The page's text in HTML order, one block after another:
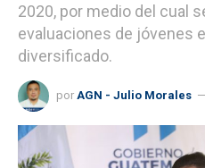
2020, por medio del cual
evaluaciones de jóvenes
diversificado.
por AGN - Julio Morales